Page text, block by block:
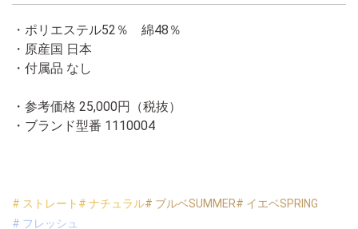
・ポリエステル52％ 綿48％
・原産国 日本
・付属品 なし
・参考価格 25,000円（税抜）
・ブランド型番 1110004
# ストレート # ナチュラル# ブルベSUMMER# イエベSPRING
# フレッシュ